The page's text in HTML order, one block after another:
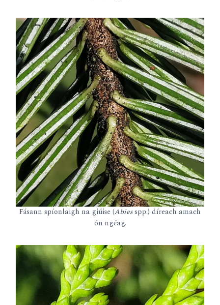
Fásann spíonlaigh na giúise (Abiesspp.) díreach amach
ón ngéag.